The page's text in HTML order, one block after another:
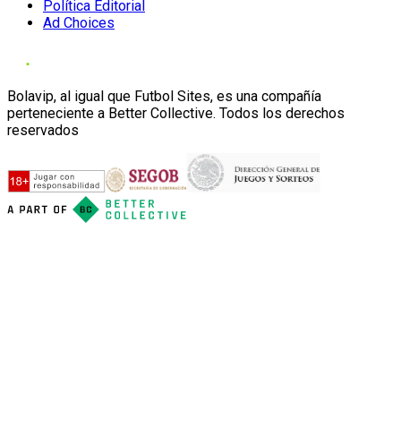
Política Editorial
Ad Choices
Bolavip, al igual que Futbol Sites, es una compañía
perteneciente a Better Collective. Todos los derechos
reservados